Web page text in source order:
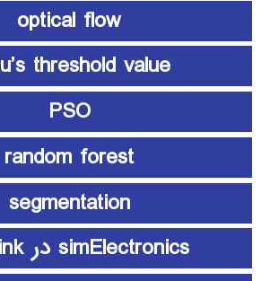
optical flow
threshold value
PSO
random forest
segmentation
simElectronics در Simulink